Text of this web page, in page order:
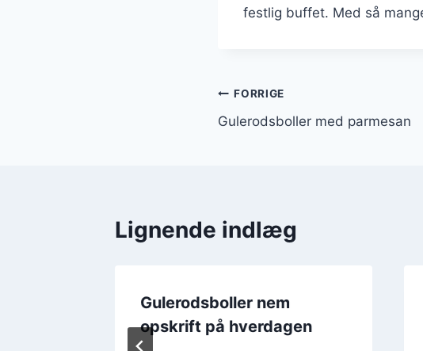
festlig buffet. Med så
Indlægsnavigation
FORRIGE
Gulerodsboller med parmesan
Lignende indlæg
Gulerodsboller nem
opskrift på hverdagen